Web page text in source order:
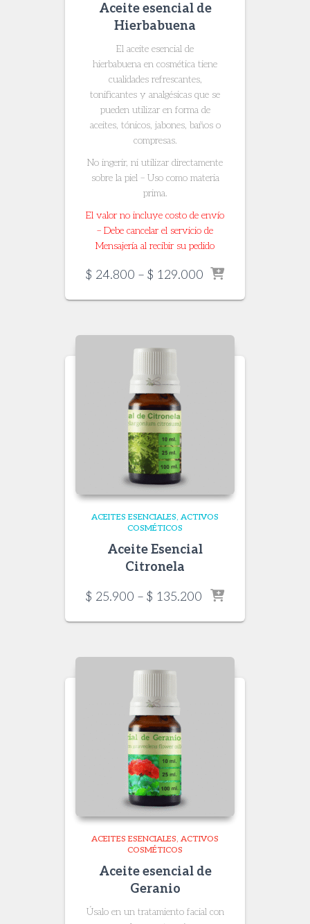
Aceite esencial de
Hierbabuena
El aceite esencial de
hierbabuena en cosmética tiene
cualidades refrescantes,
tonificantes y analgésicas que se
pueden utilizar en forma de
aceites, tónicos, jabones, baños o
compresas.
No ingerir, ni utilizar directamente
sobre la piel – Uso como materia
prima.
El valor no incluye costo de envío
– Debe cancelar el servicio de
Mensajería al recibir su pedido
$ 24.800 – $ 129.000 Price
$ 24.800
$ 129.000
ACEITES ESENCIALES ACTIVOS
COSMÉTICOS
Aceite Esencial
Citronela
$ 25.900 – $ 135.200 Price
$ 25.900
$ 135.200
ACEITES ESENCIALES ACTIVOS
COSMÉTICOS
Aceite esencial de
Geranio
Úsalo en un tratamiento facial con